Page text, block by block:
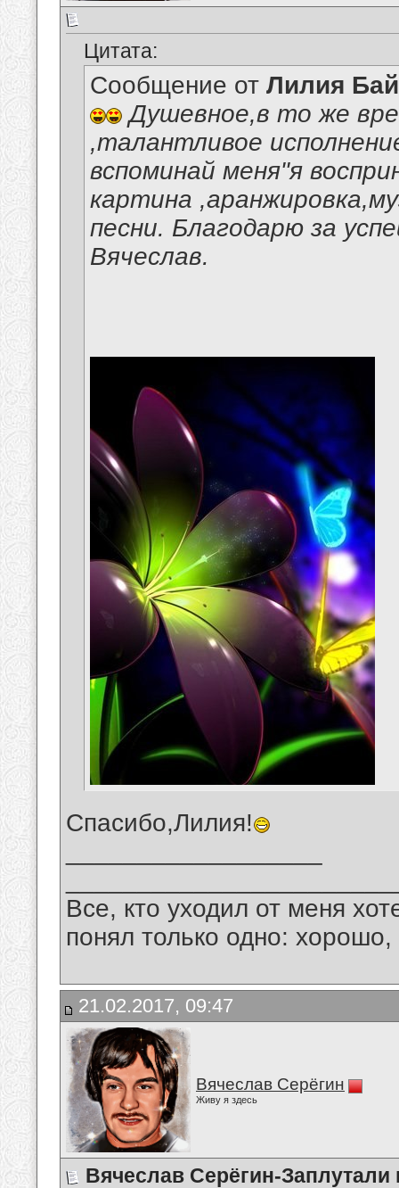
Цитата:
Сообщение от Лилия
Душевное,в то же
,талантливое
вспоминай меня"я
картина
песни. Благодарю за
Вячеслав.
Спасибо,Лилия!
Все, кто уходил от меня
понял только одно:
21.02.2017, 09:47
Вячеслав Серёгин
Живу я здесь
Вячеслав Серёгин-